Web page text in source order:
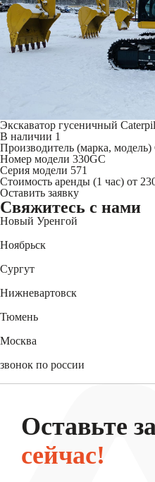
Экскаватор гусеничный
В наличии 1
Производитель (марка, модель)
Номер модели 330GC
Серия модели 571
Стоимость аренды (1 час) от
Оставить заявку
Свяжитесь с нами
Новый Уренгой
Ноябрьск
Сургут
Нижневартовск
Тюмень
Москва
звонок по россии
Оставьте
сейчас!